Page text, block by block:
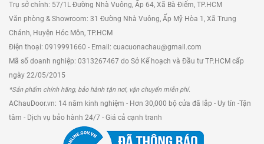
Trụ sở chính: 57/1L Đường Nhà Vuông, Ấp 64, Xã Bà Điểm, TP.HCM
Văn phòng & Showroom: 31 Đường Nhà Vuông, Ấp Mỹ Hòa 1, Xã Trung
Chánh, Huyện Hóc Môn, TP.HCM
Điện thoại: 0919991660 - Email: cuacuonachau@gmail.com
Mã số doanh nghiệp: 0313267467 do Sở Kế hoạch và Đầu tư TP.HCM cấp
ngày 22/05/2015
*Sản phẩm chính hãng, bảo hành tận nơi, vận chuyển miễn phí.
AChauDoor.vn: 14 năm kinh nghiệm - Hơn 30,000 bộ cửa đã lắp - Uy tín -Tận
tâm - Dịch vụ bảo hành 24/7 - Giá cả cạnh tranh